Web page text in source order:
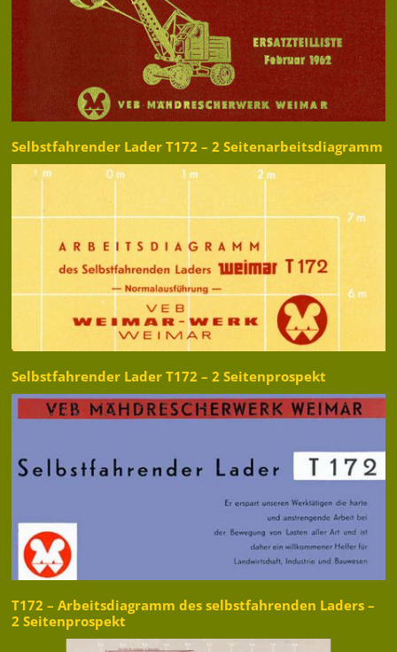
Selbstfahrender Lader T172 – 2 Seitenarbeitsdiagramm
Selbstfahrender Lader T172 – 2 Seitenprospekt
T172 – Arbeitsdiagramm des selbstfahrenden Laders –
2 Seitenprospekt